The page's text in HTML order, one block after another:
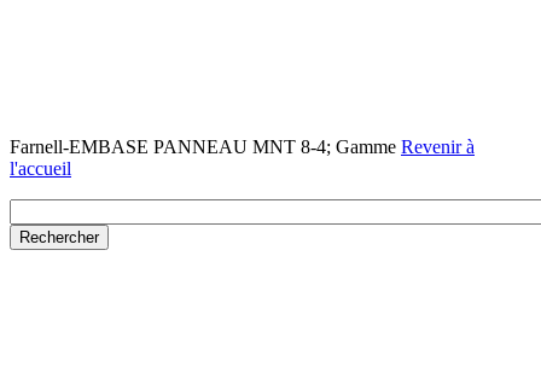
Farnell-EMBASE PANNEAU MNT 8-4; Gamme Revenir à
l'accueil